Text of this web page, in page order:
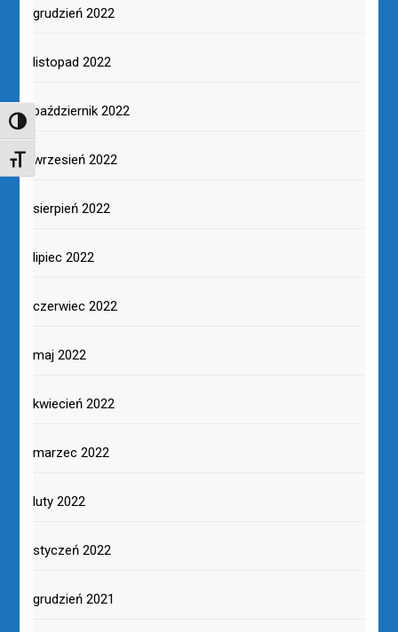
TOGGLE HIGH CONTRAST
TOGGLE FONT SIZE
grudzień 2022
listopad 2022
październik 2022
wrzesień 2022
sierpień 2022
lipiec 2022
czerwiec 2022
maj 2022
kwiecień 2022
marzec 2022
luty 2022
styczeń 2022
grudzień 2021